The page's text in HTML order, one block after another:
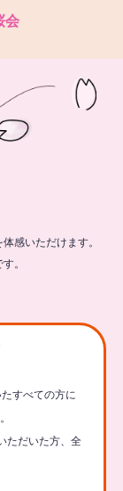
会
感いただけます。
。
すべての方に
ただいた方、全